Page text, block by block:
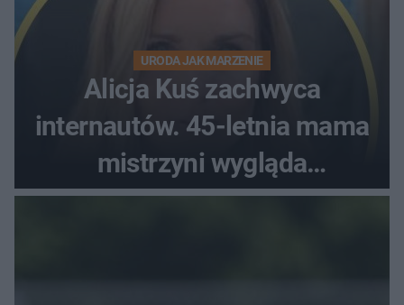
URODA JAK MARZENIE
Alicja Kuś zachwyca
internautów. 45-letnia mama
mistrzyni wygląda
zjawiskowo